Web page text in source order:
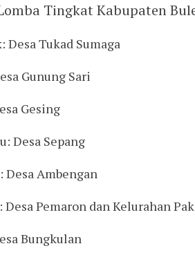
Tingkat Kabupaten
Desa Tukad Sumaga
Gunung Sari
Gesing
Desa Sepang
Desa Ambengan
Pemaron dan Kelurahan
Bungkulan